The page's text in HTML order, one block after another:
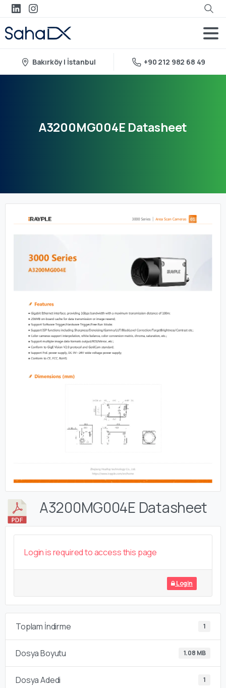
Bakırköy | İstanbul +90 212 982 68 49
A3200MG004E Datasheet
A3200MG004E Datasheet
Login is required to access this page
Login
Toplam İndirme 1
Dosya Boyutu 1.08 MB
Dosya Adedi 1